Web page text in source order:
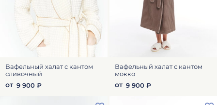
Вафельный халат с кантом
сливочный
от 9 900 ₽
Вафельный халат с кантом
мокко
от 9 900 ₽